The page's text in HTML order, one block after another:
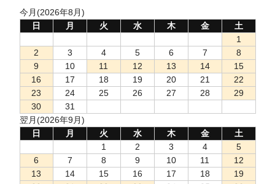
今月(2026年8月)
日
月 火 水 木 金
土
1
2
3 4 5 6 7
8
9
10 11 12 13 14
15
16
17 18 19 20 21
22
23
24 25 26 27 28
29
30
31
翌月(2026年9月)
日
月 火 水 木 金
土
1
2 3 4
5
6
7 8 9 10 11
12
13
14 15 16 17 18
19